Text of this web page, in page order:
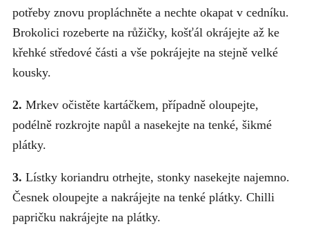
potřeby znovu propláchněte a nechte okapat v cedníku.
Brokolici rozeberte na růžičky, košťál okrájejte až ke
křehké středové části a vše pokrájejte na stejně velké
kousky.
2. Mrkev očistěte kartáčkem, případně oloupejte,
podélně rozkrojte napůl a nasekejte na tenké, šikmé
plátky.
3. Lístky koriandru otrhejte, stonky nasekejte najemno.
Česnek oloupejte a nakrájejte na tenké plátky. Chilli
papričku nakrájejte na plátky.